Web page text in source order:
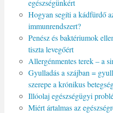
egészségünkért
Hogyan segíti a kádfürdő
immunrendszert?
Penész és baktériumok
tiszta levegőért
Allergénmentes terek – a
Gyulladás a szájban =
szerepe a krónikus
Illóolaj egészségügyi
Miért ártalmas az